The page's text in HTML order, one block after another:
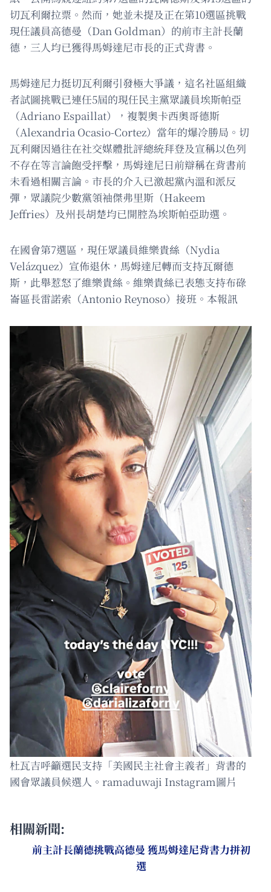
切瓦利爾拉票。然而，她並未提及正在第10選區挑戰
現任議員高德曼（Dan Goldman）的前市主計長蘭
德，三人均已獲得馬姆達尼市長的正式背書。
馬姆達尼力挺切瓦利爾引發極大爭議，這名社區組織
者試圖挑戰已連任5屆的現任民主黨眾議員埃斯帕亞
（Adriano Espaillat），複製奧卡西奧哥德斯
（Alexandria Ocasio-Cortez）當年的爆冷勝局。切
瓦利爾因過往在社交媒體批評總統拜登及宣稱以色列
不存在等言論飽受抨擊，馬姆達尼日前辯稱在背書前
未看過相關言論。市長的介入已激起黨內溫和派反
彈，眾議院少數黨領袖傑弗里斯（Hakeem
Jeffries）及州長胡楚均已開腔為埃斯帕亞助選。
在國會第7選區，現任眾議員維樂貴絲（Nydia
Velázquez）宣佈退休，馬姆達尼轉而支持瓦爾德
斯，此舉惹怒了維樂貴絲。維樂貴絲已表態支持布碌
崙區長雷諾索（Antonio Reynoso）接班。本報訊
杜瓦吉呼籲選民支持「美國民主社會主義者」背書的
國會眾議員候選人。ramaduwaji Instagram圖片
相關新聞:
前主計長蘭德挑戰高德曼 獲馬姆達尼背書力拼初
選